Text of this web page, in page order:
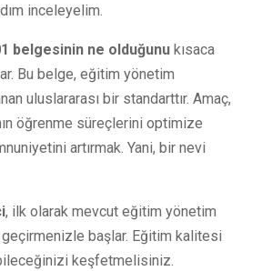
inceleyelim.
belgesinin ne olduğunu kısaca
Bu belge, eğitim yönetim
uluslararası bir standarttır. Amaç,
öğrenme süreçlerini optimize
artırmak. Yani, bir nevi
, ilk olarak mevcut eğitim yönetim
başlar. Eğitim kalitesi
keşfetmelisiniz.